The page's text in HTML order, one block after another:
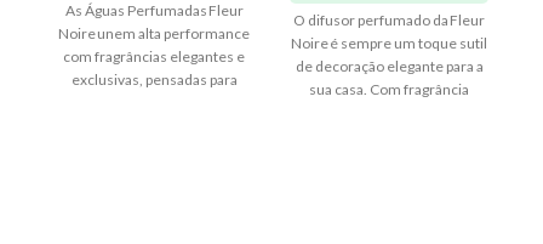
As Águas Perfumadas Fleur
Noire unem alta performance
com fragrâncias elegantes e
exclusivas, pensadas para
O difusor perfumado da Fleur
Noire é sempre um toque sutil
de decoração elegante para a
sua casa. Com fragrância